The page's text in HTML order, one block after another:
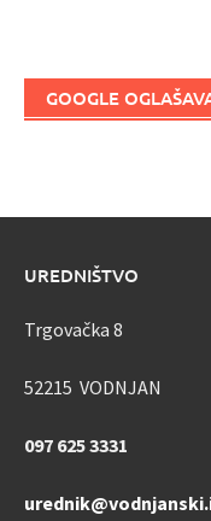
GOOGLE
UREDNIŠTVO
Trgovačka 8
52215 VODNJAN
097 625 3331